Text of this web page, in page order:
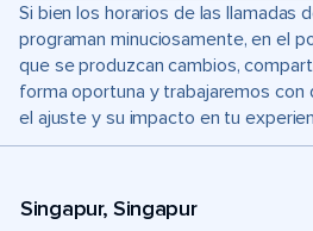
Si bien los horarios de las llamadas
programan minuciosamente, en el
que se produzcan cambios,
forma oportuna y trabajaremos con
el ajuste y su impacto en tu
Singapur, Singapur